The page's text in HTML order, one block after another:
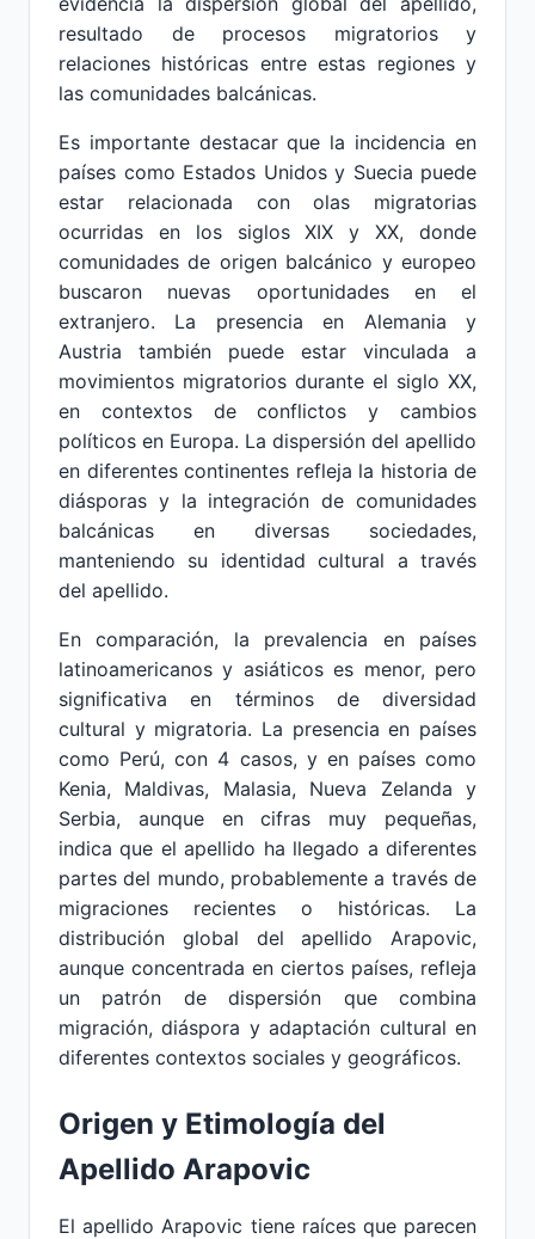
resultado de procesos migratorios y
relaciones históricas entre estas regiones y
las comunidades balcánicas.
Es importante destacar que la incidencia en
países como Estados Unidos y Suecia puede
estar relacionada con olas migratorias
ocurridas en los siglos XIX y XX, donde
comunidades de origen balcánico y europeo
buscaron nuevas oportunidades en el
extranjero. La presencia en Alemania y
Austria también puede estar vinculada a
movimientos migratorios durante el siglo XX,
en contextos de conflictos y cambios
políticos en Europa. La dispersión del apellido
en diferentes continentes refleja la historia de
diásporas y la integración de comunidades
balcánicas en diversas sociedades,
manteniendo su identidad cultural a través
del apellido.
En comparación, la prevalencia en países
latinoamericanos y asiáticos es menor, pero
significativa en términos de diversidad
cultural y migratoria. La presencia en países
como Perú, con 4 casos, y en países como
Kenia, Maldivas, Malasia, Nueva Zelanda y
Serbia, aunque en cifras muy pequeñas,
indica que el apellido ha llegado a diferentes
partes del mundo, probablemente a través de
migraciones recientes o históricas. La
distribución global del apellido Arapovic,
aunque concentrada en ciertos países, refleja
un patrón de dispersión que combina
migración, diáspora y adaptación cultural en
diferentes contextos sociales y geográficos.
Origen y Etimología del
Apellido Arapovic
El apellido Arapovic tiene raíces que parecen